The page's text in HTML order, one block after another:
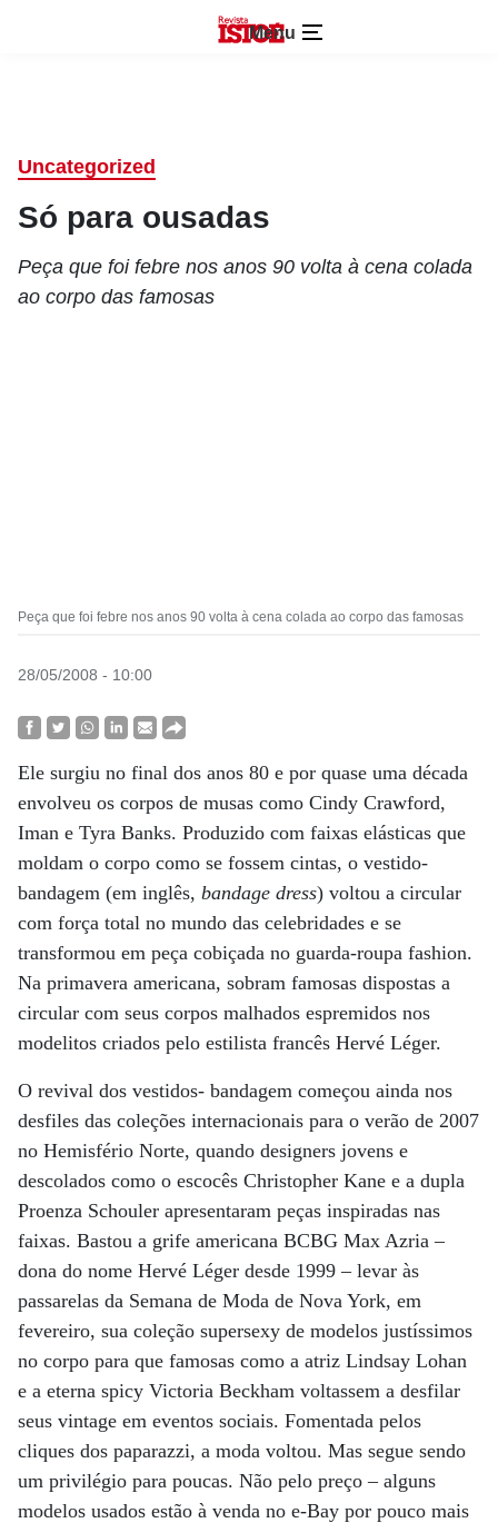
Menu
Uncategorized
Só para ousadas
Peça que foi febre nos anos 90 volta à cena colada
ao corpo das famosas
Peça que foi febre nos anos 90 volta à cena colada ao corpo das famosas
28/05/2008 - 10:00
Ele surgiu no final dos anos 80 e por quase uma década
envolveu os corpos de musas como Cindy Crawford,
Iman e Tyra Banks. Produzido com faixas elásticas que
moldam o corpo como se fossem cintas, o vestido-
bandagem (em inglês, bandage dress) voltou a circular
com força total no mundo das celebridades e se
transformou em peça cobiçada no guarda-roupa fashion.
Na primavera americana, sobram famosas dispostas a
circular com seus corpos malhados espremidos nos
modelitos criados pelo estilista francês Hervé Léger.
O revival dos vestidos- bandagem começou ainda nos
desfiles das coleções internacionais para o verão de 2007
no Hemisfério Norte, quando designers jovens e
descolados como o escocês Christopher Kane e a dupla
Proenza Schouler apresentaram peças inspiradas nas
faixas. Bastou a grife americana BCBG Max Azria –
dona do nome Hervé Léger desde 1999 – levar às
passarelas da Semana de Moda de Nova York, em
fevereiro, sua coleção supersexy de modelos justíssimos
no corpo para que famosas como a atriz Lindsay Lohan
e a eterna spicy Victoria Beckham voltassem a desfilar
seus vintage em eventos sociais. Fomentada pelos
cliques dos paparazzi, a moda voltou. Mas segue sendo
um privilégio para poucas. Não pelo preço – alguns
modelos usados estão à venda no e-Bay por pouco mais